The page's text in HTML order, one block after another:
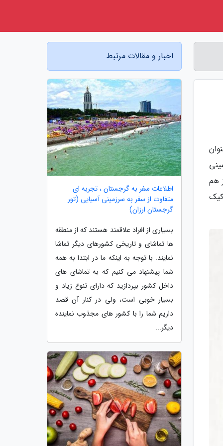
هم
اخبار و مقالات مرتبط
اطلاعات سفر به گرجستان ، تجربه ای
متفاوت از سفر به سرزمینی آسیایی (تور
گرجستان ارزان)
بسیاری از افراد علاقمند هستند که از منطقه
ها تماشای و تاریخی کشورهای دیگر تماشا
نمایند. با توجه به اینکه ما در ابتدا به همه
شما پیشنهاد می کنیم که به تماشای های
داخل کشور بپردازید که دارای تنوع زیاد و
بسیار خوبی است، ولی در کنار آن قصد
داریم شما را با کشور های مجذوب نماینده
دیگر...